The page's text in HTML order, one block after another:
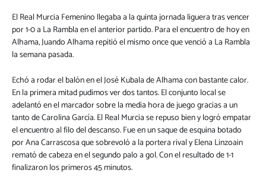
El Real Murcia Femenino llegaba a la quinta jornada liguera tras vencer
por 1-0 a La Rambla en el anterior partido. Para el encuentro de hoy en
Alhama, Juando Alhama repitió el mismo once que venció a La Rambla
la semana pasada.
Echó a rodar el balón en el José Kubala de Alhama con bastante calor.
En la primera mitad pudimos ver dos tantos. El conjunto local se
adelantó en el marcador sobre la media hora de juego gracias a un
tanto de Carolina García. El Real Murcia se repuso bien y logró empatar
el encuentro al filo del descanso. Fue en un saque de esquina botado
por Ana Carrascosa que sobrevoló a la portera rival y Elena Linzoain
remató de cabeza en el segundo palo a gol. Con el resultado de 1-1
finalizaron los primeros 45 minutos.